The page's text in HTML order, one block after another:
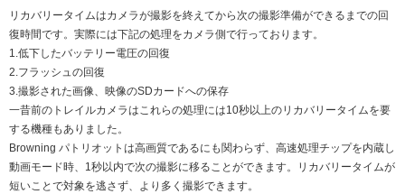
リカバリータイムはカメラが撮影を終えてから次の撮影準備ができるまでの回
復時間です。実際には下記の処理をカメラ側で行っております。
1.低下したバッテリー電圧の回復
2.フラッシュの回復
3.撮影された画像、映像のSDカードへの保存
一昔前のトレイルカメラはこれらの処理には10秒以上のリカバリータイムを要
する機種もありました。
Browning パトリオットは高画質であるにも関わらず、高速処理チップを内蔵し
動画モード時、1秒以内で次の撮影に移ることができます。リカバリータイムが
短いことで対象を逃さず、より多く撮影できます。